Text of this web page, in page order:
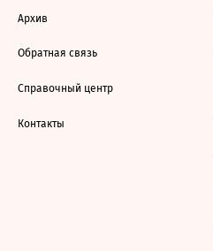
Архив
Обратная связь
Справочный центр
Контакты